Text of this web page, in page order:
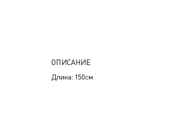
ОПИСАНИЕ
Длина: 150см